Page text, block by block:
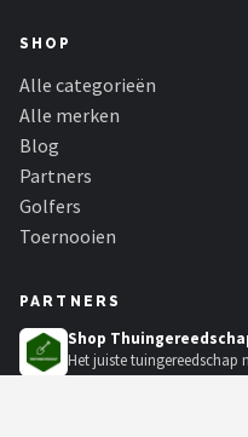
SHOP
Alle categorieën
Alle merken
Blog
Partners
Golfers
Toernooien
PARTNERS
Shop
Het juiste tuingereedschap
met grasmaaiers, hogedr...